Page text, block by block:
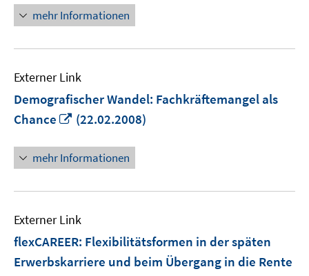
mehr Informationen
Externer Link
Demografischer Wandel: Fachkräftemangel als
Chance
In
Fenster
öffnen
(22.02.2008)
mehr Informationen
Externer Link
flexCAREER: Flexibilitätsformen in der späten
Erwerbskarriere und beim Übergang in die Rente